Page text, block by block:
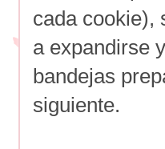
cada cookie),
a expandirse
bandejas
siguiente.